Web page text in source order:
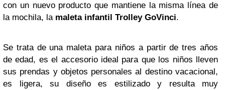
con un nuevo producto que mantiene la misma línea de
la mochila, la maleta infantil Trolley GoVinci.
Se trata de una maleta para niños a partir de tres años
de edad, es el accesorio ideal para que los niños lleven
sus prendas y objetos personales al destino vacacional,
es ligera, su diseño es estilizado y resulta muy